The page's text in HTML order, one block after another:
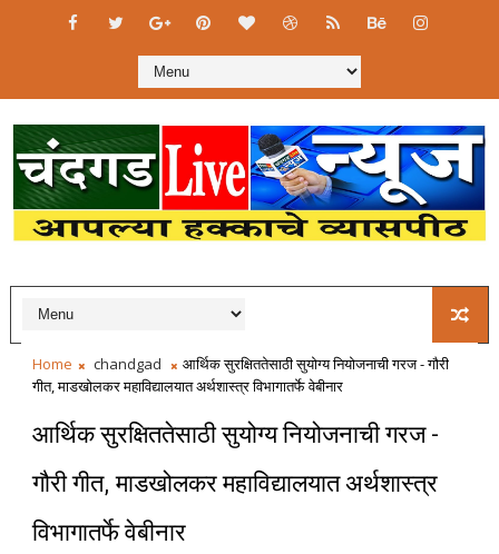
Home chandgad
आर्थिक सुरक्षिततेसाठी सुयोग्य नियोजनाची गरज - गौरी
गीत, माडखोलकर महाविद्यालयात अर्थशास्त्र विभागातर्फे वेबीनार
आर्थिक सुरक्षिततेसाठी सुयोग्य नियोजनाची गरज -
गौरी गीत, माडखोलकर महाविद्यालयात अर्थशास्त्र
विभागातर्फे वेबीनार